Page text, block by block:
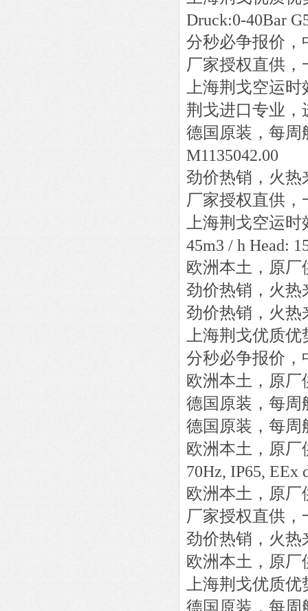
Druck:0-40Bar
分秒必争报价，
厂家授权直供
上海荆戈空运时
荆戈进口专业，
德国原装，每周
M1135042.00
劲价热销，火热
厂家授权直供
上海荆戈空运时
45m3 / h Head:
欧洲本土，原厂
劲价热销，火热
劲价热销，火热
上海荆戈优质
分秒必争报价，
欧洲本土，原厂
德国原装，每周
德国原装，每周
欧洲本土，原厂
70Hz, IP65, EEx
欧洲本土，原厂
厂家授权直供
劲价热销，火热
欧洲本土，原厂
上海荆戈优质
德国原装，每周